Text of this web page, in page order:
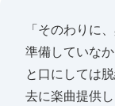
「そのわりに
準備していな
と口にしては
去に楽曲提供